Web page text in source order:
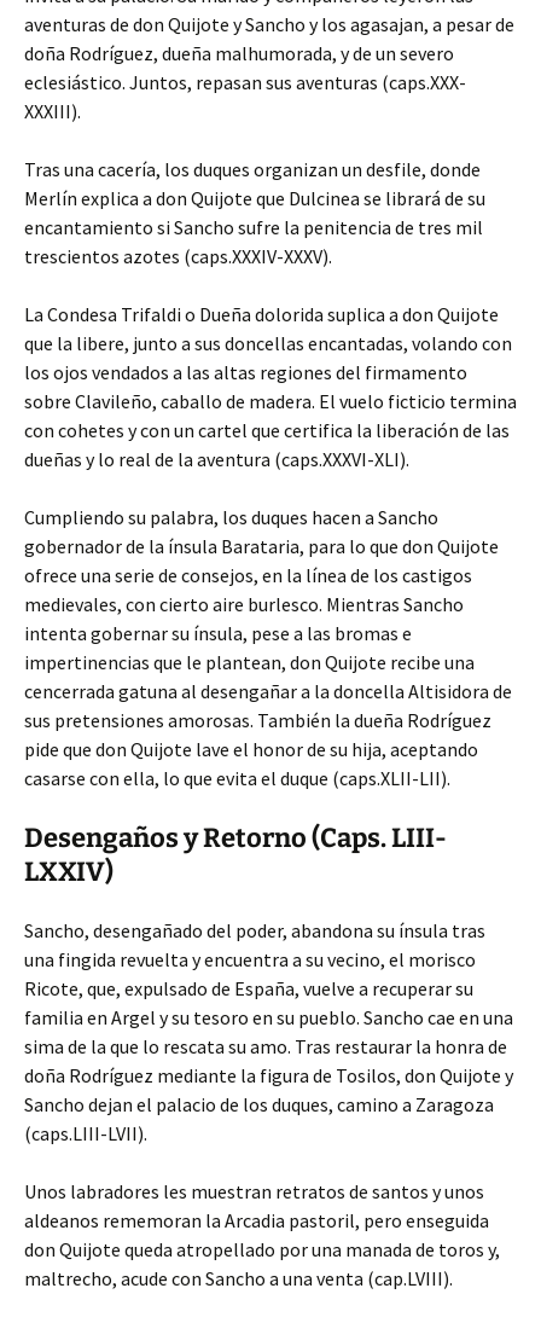
aventuras de don Quijote y Sancho y los agasajan, a pesar de
doña Rodríguez, dueña malhumorada, y de un severo
eclesiástico. Juntos, repasan sus aventuras (caps.XXX-
XXXIII).
Tras una cacería, los duques organizan un desfile, donde
Merlín explica a don Quijote que Dulcinea se librará de su
encantamiento si Sancho sufre la penitencia de tres mil
trescientos azotes (caps.XXXIV-XXXV).
La Condesa Trifaldi o Dueña dolorida suplica a don Quijote
que la libere, junto a sus doncellas encantadas, volando con
los ojos vendados a las altas regiones del firmamento
sobre Clavileño, caballo de madera. El vuelo ficticio termina
con cohetes y con un cartel que certifica la liberación de las
dueñas y lo real de la aventura (caps.XXXVI-XLI).
Cumpliendo su palabra, los duques hacen a Sancho
gobernador de la ínsula Barataria, para lo que don Quijote
ofrece una serie de consejos, en la línea de los castigos
medievales, con cierto aire burlesco. Mientras Sancho
intenta gobernar su ínsula, pese a las bromas e
impertinencias que le plantean, don Quijote recibe una
cencerrada gatuna al desengañar a la doncella Altisidora de
sus pretensiones amorosas. También la dueña Rodríguez
pide que don Quijote lave el honor de su hija, aceptando
casarse con ella, lo que evita el duque (caps.XLII-LII).
Desengaños y Retorno (Caps. LIII-
LXXIV)
Sancho, desengañado del poder, abandona su ínsula tras
una fingida revuelta y encuentra a su vecino, el morisco
Ricote, que, expulsado de España, vuelve a recuperar su
familia en Argel y su tesoro en su pueblo. Sancho cae en una
sima de la que lo rescata su amo. Tras restaurar la honra de
doña Rodríguez mediante la figura de Tosilos, don Quijote y
Sancho dejan el palacio de los duques, camino a Zaragoza
(caps.LIII-LVII).
Unos labradores les muestran retratos de santos y unos
aldeanos rememoran la Arcadia pastoril, pero enseguida
don Quijote queda atropellado por una manada de toros y,
maltrecho, acude con Sancho a una venta (cap.LVIII).